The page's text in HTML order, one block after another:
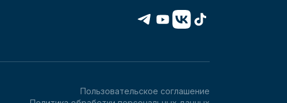
Пользовательское соглашение